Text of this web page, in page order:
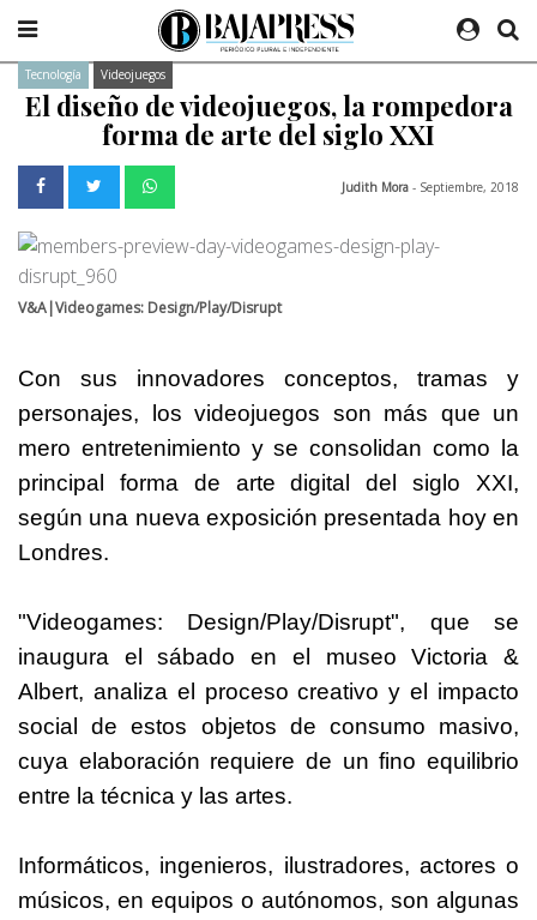
Tecnología Videojuegos
El diseño de videojuegos, la rompedora
forma de arte del siglo XXI
Judith Mora - Septiembre, 2018
V&A|Videogames: Design/Play/Disrupt
Con sus innovadores conceptos, tramas y
personajes, los videojuegos son más que un
mero entretenimiento y se consolidan como la
principal forma de arte digital del siglo XXI,
según una nueva exposición presentada hoy en
Londres.
"Videogames: Design/Play/Disrupt", que se
inaugura el sábado en el museo Victoria &
Albert, analiza el proceso creativo y el impacto
social de estos objetos de consumo masivo,
cuya elaboración requiere de un fino equilibrio
entre la técnica y las artes.
Informáticos, ingenieros, ilustradores, actores o
músicos, en equipos o autónomos, son algunas